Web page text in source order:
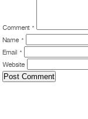
Comment *
Name *
Email *
Website